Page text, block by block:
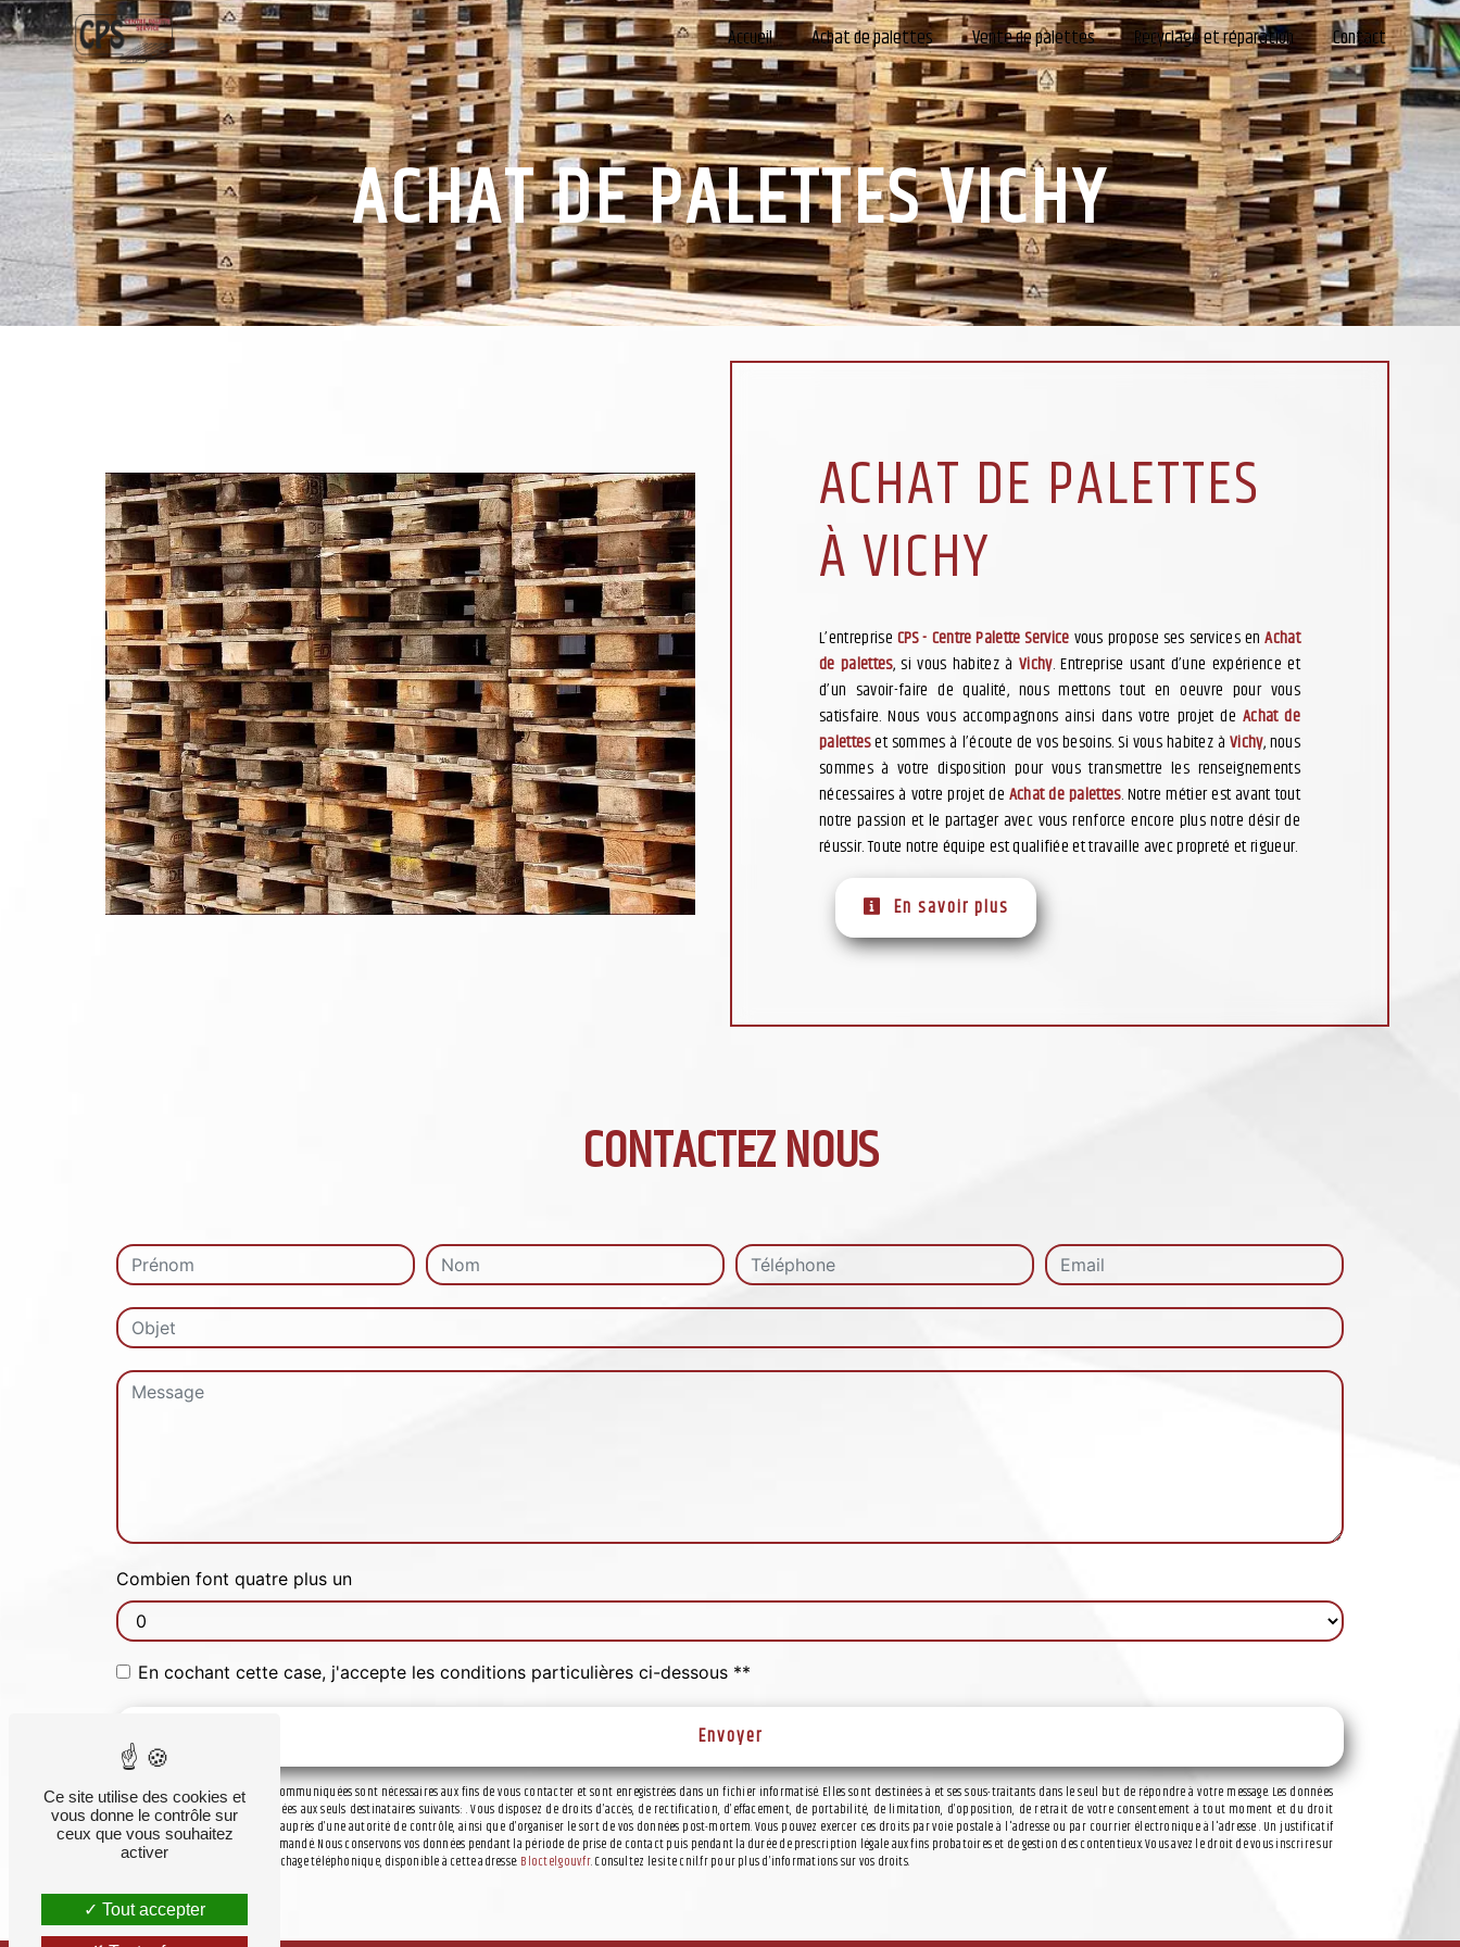
Accueil Achat de palettes Vente de palettes Recyclage et réparation Contact
ACHAT DE PALETTES VICHY
ACHAT DE PALETTES
À VICHY
L’entreprise CPS - Centre Palette Service vous propose ses services enAchat
de palettes, si vous habitez àVichy. Entreprise usant d’une expérience et
d’un savoir-faire de qualité, nous mettons tout en oeuvre pour vous
satisfaire. Nous vous accompagnons ainsi dans votre projet de Achat de
paletteset sommes à l’écoute de vos besoins. Si vous habitez àVichy, nous
sommes à votre disposition pour vous transmettre les renseignements
nécessaires à votre projet de Achat de palettes. Notre métier est avant tout
notre passion et le partager avec vous renforce encore plus notre désir de
réussir. Toute notre équipe est qualifiée et travaille avec propreté et rigueur.
En savoir plus
CONTACTEZ NOUS
Combien font quatre plus un
En cochant cette case, j'accepte les conditions particulières ci-dessous **
Envoyer
** Les données personnelles communiquées sont nécessaires aux fins de vous contacter et sont enregistrées dans un fichier informatisé. Elles sont destinées à et ses sous-traitants dans le seul but de répondre à votre message. Les données
collectées seront communiquées aux seuls destinataires suivants: . Vous disposez de droits d’accès, de rectification, d’effacement, de portabilité, de limitation, d’opposition, de retrait de votre consentement à tout moment et du droit
d’introduire une réclamation auprès d’une autorité de contrôle, ainsi que d’organiser le sort de vos données post-mortem. Vous pouvez exercer ces droits par voie postale à l'adresse ou par courrier électronique à l'adresse . Un justificatif
d'identité pourra vous être demandé. Nous conservons vos données pendant la période de prise de contact puis pendant la durée de prescription légale aux fins probatoires et de gestion des contentieux. Vous avez le droit de vous inscrire sur
la liste d'opposition au démarchage téléphonique, disponible à cette adresse: Bloctel.gouv.fr. Consultez le site cnil.fr pour plus d’informations sur vos droits.
Panneau de gestion des cookies
Ce site utilise des cookies et
vous donne le contrôle sur
ceux que vous souhaitez
activer
Tout accepter